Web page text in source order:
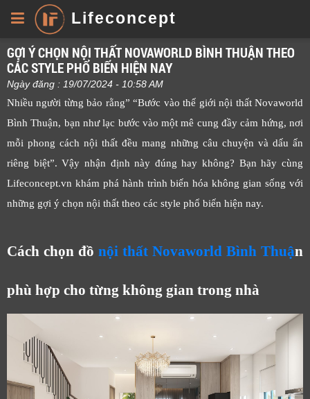
Lifeconcept
GỢI Ý CHỌN NỘI THẤT NOVAWORLD BÌNH THUẬN THEO
CÁC STYLE PHỔ BIẾN HIỆN NAY
Ngày đăng : 19/07/2024 - 10:58 AM
Nhiều người từng bảo rằng” “Bước vào thế giới nội thất Novaworld
Bình Thuận, bạn như lạc bước vào một mê cung đầy cảm hứng, nơi
mỗi phong cách nội thất đều mang những câu chuyện và dấu ấn
riêng biệt”. Vậy nhận định này đúng hay không? Bạn hãy cùng
Lifeconcept.vn khám phá hành trình biến hóa không gian sống với
những gợi ý chọn nội thất theo các style phổ biến hiện nay.
Cách chọn đồ nội thất Novaworld Bình Thuận
phù hợp cho từng không gian trong nhà